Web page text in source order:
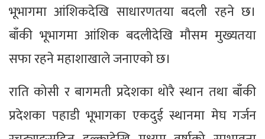
भूभागमा आंशिकदेखि साधारणतया बदली रहने छ।
बाँकी भूभागमा आंशिक बदलीदेखि मौसम मुख्यतया
सफा रहने महाशाखाले जनाएको छ।
राति कोसी र बागमती प्रदेशका थोरै स्थान तथा बाँकी
प्रदेशका पहाडी भूभागका एकदुई स्थानमा मेघ गर्जन